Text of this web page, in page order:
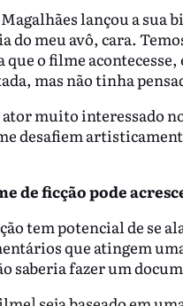
lançou a sua
do meu avô, cara.
que o filme
mas não tinha
muito interessado
desafiem
de ficção pode
tem potencial de se
que atingem
saberia fazer um